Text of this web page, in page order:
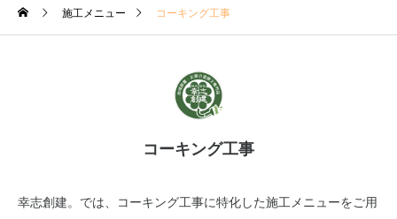
施工メニュー コーキング工事
コーキング工事
幸志創建。では、コーキング工事に特化した施工メニューをご用